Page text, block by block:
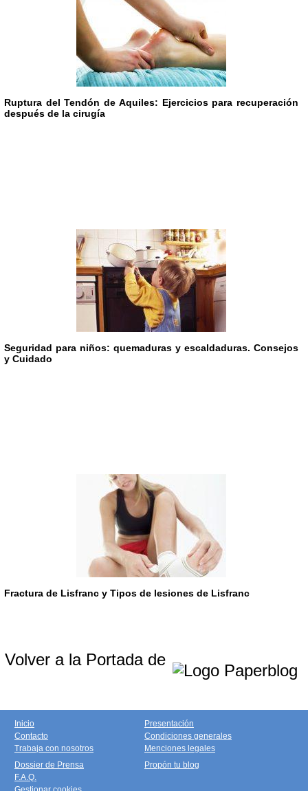
Ruptura del Tendón de Aquiles: Ejercicios para recuperación
después de la cirugía
Seguridad para niños: quemaduras y escaldaduras. Consejos
y Cuidado
Fractura de Lisfranc y Tipos de lesiones de Lisfranc
Volver a la Portada de
Inicio
Contacto
Trabaja con nosotros
Presentación
Condiciones generales
Menciones legales
Dossier de Prensa
F.A.Q.
Propón tu blog